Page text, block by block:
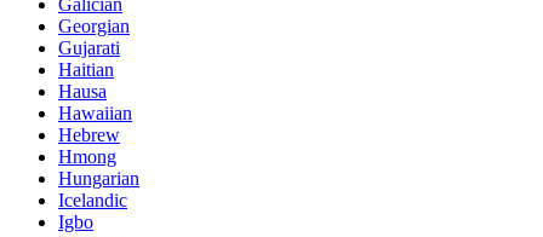
Galician
Georgian
Gujarati
Haitian
Hausa
Hawaiian
Hebrew
Hmong
Hungarian
Icelandic
Igbo